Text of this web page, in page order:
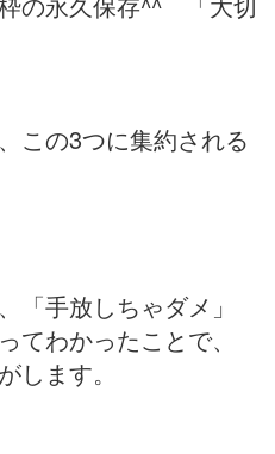
この3つに集約される
「手放しちゃダメ」
てわかったことで、
します。